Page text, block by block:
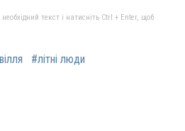
текст і натисніть Ctrl + Enter, щоб
#літні люди